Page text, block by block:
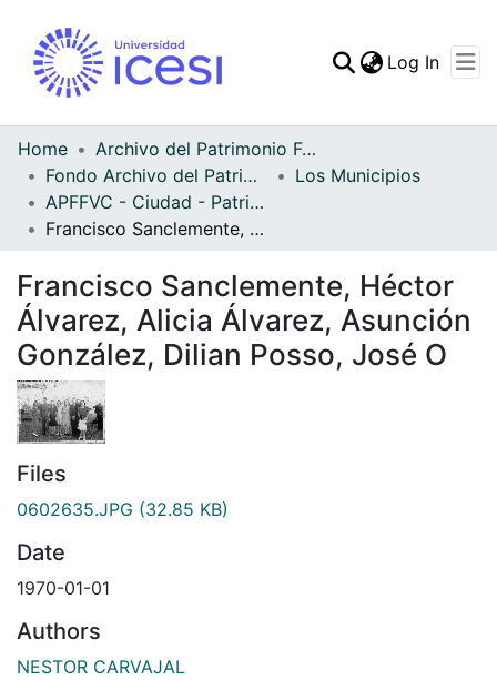
Statistics
Log In
Home
Archivo del Patrimonio Fotográfico y Fílmico del Valle del Cauca
Fondo Archivo del Patrimonio Fotográfico y Fílmico del Valle del Cauca
Los Municipios
APFFVC - Ciudad - Patrimonial
Francisco Sanclemente, Héctor Álvarez, Alicia Álvarez, Asunción González, Dilian Posso, José O
Francisco Sanclemente, Héctor
Álvarez, Alicia Álvarez, Asunción
González, Dilian Posso, José O
Files
0602635.JPG (32.85 KB)
Date
1970-01-01
Authors
NESTOR CARVAJAL